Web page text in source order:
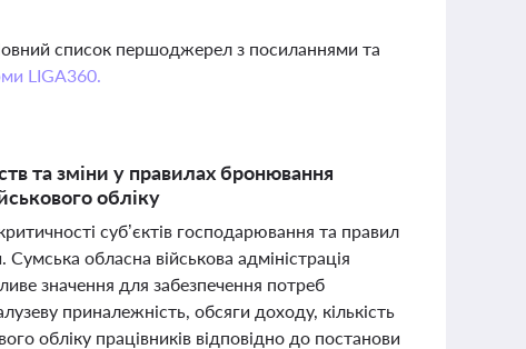
список першоджерел з посиланнями та
LIGA360.
та зміни у правилах бронювання
обліку
суб’єктів господарювання та правил
обласна військова адміністрація
значення для забезпечення потреб
приналежність, обсяги доходу, кількість
обліку працівників відповідно до постанови